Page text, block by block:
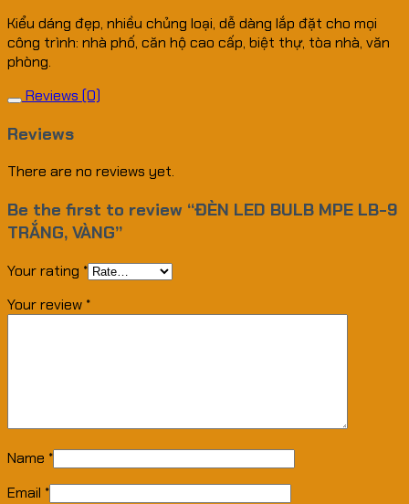
Kiểu dáng đẹp, nhiều chủng loại, dễ dàng lắp đặt cho mọi
công trình: nhà phố, căn hộ cao cấp, biệt thự, tòa nhà, văn
phòng.
Reviews (0)
Reviews
There are no reviews yet.
Be the first to review “ĐÈN LED BULB MPE LB-9
TRẮNG, VÀNG”
Your rating *
Your review *
Name *
Email *